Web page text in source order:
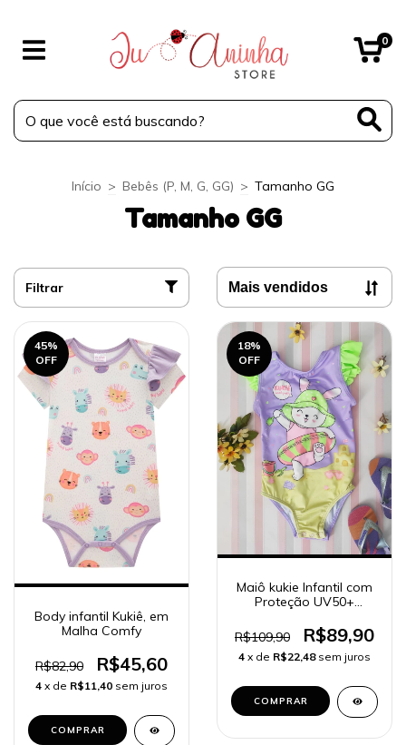
0
Início > Bebês (P, M, G, GG) > Tamanho GG
Tamanho GG
Filtrar
45%
OFF
Body infantil Kukiê, em
Malha Comfy
R$82,90 R$45,60
4 x de R$11,40 sem juros
COMPRAR
18%
OFF
Maiô kukie Infantil com
Proteção UV50+
55427
R$109,90 R$89,90
4 x de R$22,48 sem juros
COMPRAR